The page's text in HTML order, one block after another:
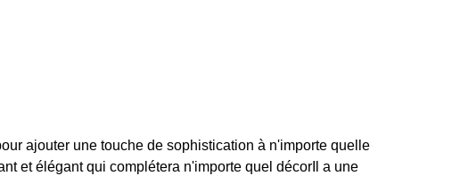
ajouter une touche de sophistication à n'importe quelle
et élégant qui complétera n'importe quel décorIl a une